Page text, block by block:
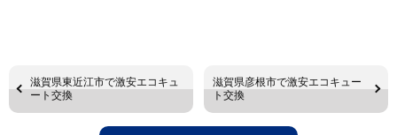
滋賀県東近江市で激安エコキュ
ート交換
滋賀県彦根市で激安エコキュー
ト交換